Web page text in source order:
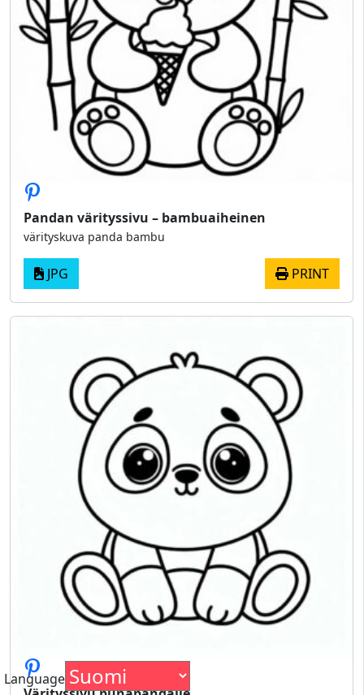
Pandan värityssivu – bambuaiheinen
värityskuva panda bambu
JPG PRINT
Language